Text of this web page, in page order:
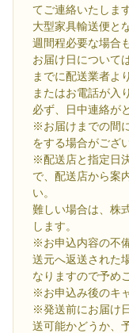
てご連絡いたします
大型家具輸送便と
週間程必要な場合
お届け日について
までに配送業者よ
またはお電話が入
必ず、日中連絡が
※お届けまでの間
をする場合がござ
※配送店と指定日
で、配送店から案
い。
難しい場合は、株
します。
※お申込内容の不
送元へ返送された
なりますので予め
※お申込み後のキ
※発送前にお届け
送可能かどうか、